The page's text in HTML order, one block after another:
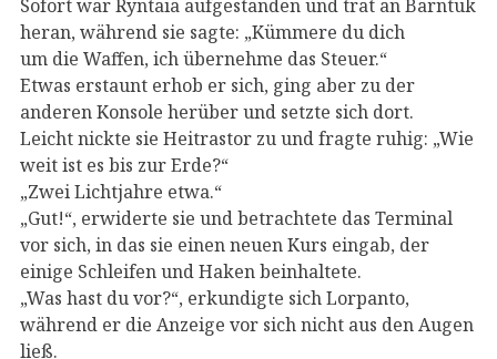
Sofort war Ryntaia aufgestanden und trat an Barntuk
heran, während sie sagte: „Kümmere du dich
um die Waffen, ich übernehme das Steuer.“
Etwas erstaunt erhob er sich, ging aber zu der
anderen Konsole herüber und setzte sich dort.
Leicht nickte sie Heitrastor zu und fragte ruhig: „Wie
weit ist es bis zur Erde?“
„Zwei Lichtjahre etwa.“
„Gut!“, erwiderte sie und betrachtete das Terminal
vor sich, in das sie einen neuen Kurs eingab, der
einige Schleifen und Haken beinhaltete.
„Was hast du vor?“, erkundigte sich Lorpanto,
während er die Anzeige vor sich nicht aus den Augen
ließ.